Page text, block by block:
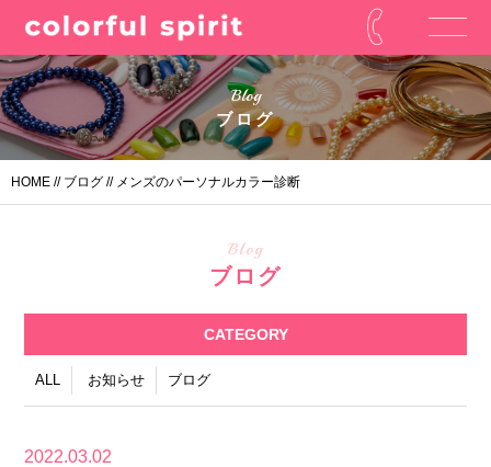
Blog
ブログ
HOME // ブログ // メンズのパーソナルカラー診断
Blog
ブログ
CATEGORY
ALL お知らせ ブログ
2022.03.02